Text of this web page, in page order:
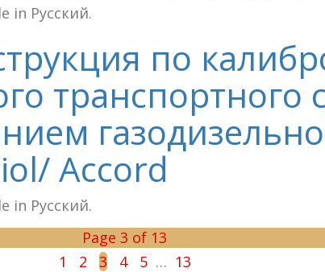
in Русский.
по
транспортного
Accord
in Русский.
Page 3 of 13
1
2 3 4 5 … 13